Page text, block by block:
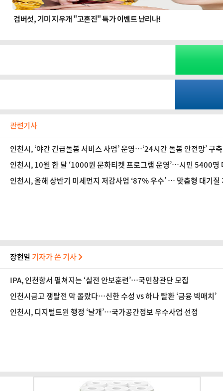
관련기사
인천시, ‘야간 긴급돌봄 서비스 사업’ 운영…‘24시간 돌봄 안전망’ 구축
인천시, 10월 한 달 ‘1000원 문화티켓 프로그램 운영’…시민 5400명
인천시, 올해 상반기 미세먼지 저감사업 ‘87% 우수’ … 맞춤형 대기질
장현일 기자가 쓴 기사
IPA, 인천항서 펼쳐지는 ‘실전 안보훈련’…국민참관단 모집
인천시금고 쟁탈전 막 올랐다…신한 수성 vs 하나 탈환 ‘금융 빅매치’
인천시, 디지털트윈 행정 ‘날개’…국가공간정보 우수사업 선정